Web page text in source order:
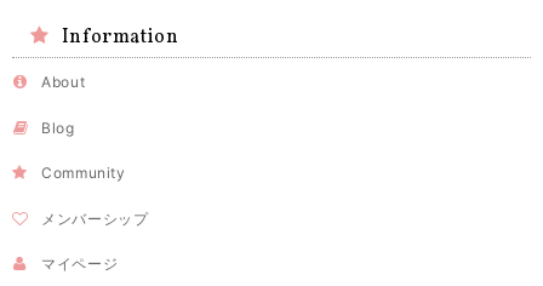
Information
About
Blog
Community
メンバーシップ
マイページ